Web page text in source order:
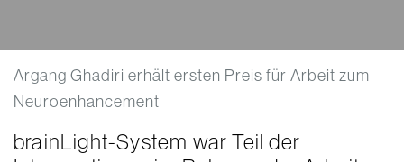
Argang Ghadiri erhält ersten Preis für Arbeit zum
Neuroenhancement
brainLight-System war Teil der